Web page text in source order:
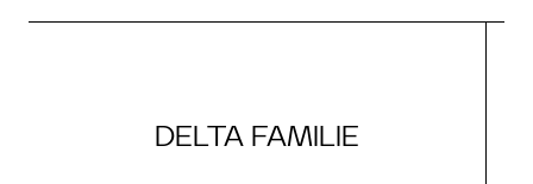
DELTA FAMILIE